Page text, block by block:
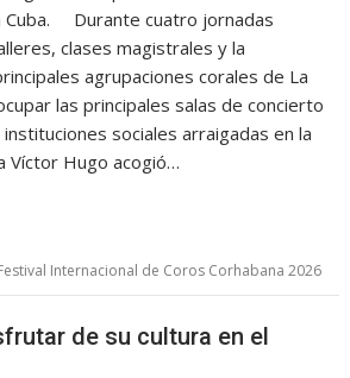
Cuba. Durante cuatro jornadas
clases magistrales y la
agrupaciones corales de La
las principales salas de concierto
sociales arraigadas en la
Hugo acogió…
Internacional de Coros Corhabana 2026
de su cultura en el